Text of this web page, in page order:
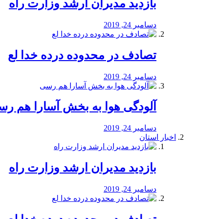
بازدید مدیران ارشد وزارت راه
دسامبر 24, 2019
تصادف در محدوده درده خدا لع
دسامبر 24, 2019
آلودگی هوا به بخش آسارا هم
دسامبر 24, 2019
اخبار استان
بازدید مدیران ارشد وزارت راه
دسامبر 24, 2019